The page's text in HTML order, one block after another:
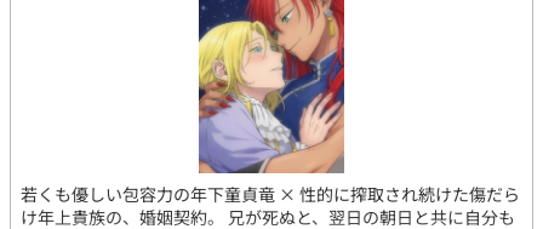
若くも優しい包容力の年下童貞竜 × 性的に搾取され続けた傷だら
け年上貴族の、婚姻契約。 兄が死ぬと、翌日の朝日と共に自分も